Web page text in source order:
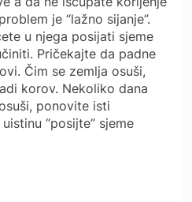
je “lažno sijanje”.
u njega posijati sjeme
Pričekajte da padne
Čim se zemlja osuši,
korov. Nekoliko dana
ponovite isti
“posijte” sjeme